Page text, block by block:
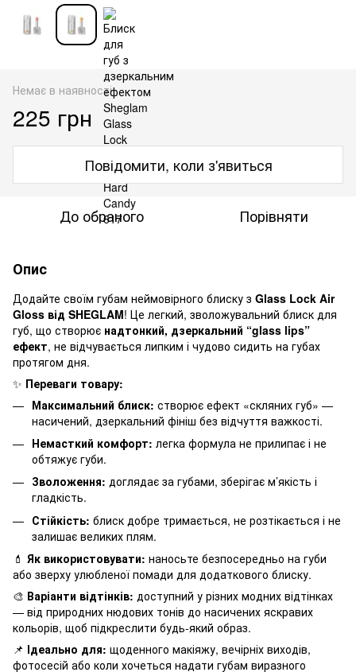
Немає в наявності
225 грн
Повідомити, коли з'явиться
До обраного Порівняти
Опис
Додайте своїм губам неймовірного блиску з Glass Lock Air
Gloss від SHEGLAM! Це легкий, зволожувальний блиск для
губ, що створює надтонкий, дзеркальний “glass lips”
ефект, не відчувається липким і чудово сидить на губах
протягом дня.
✨ Переваги товару:
Максимальний блиск: створює ефект «скляних губ» —
насичений, дзеркальний фініш без відчуття важкості.
Немасткий комфорт: легка формула не прилипає і не
обтяжує губи.
Зволоження: доглядає за губами, зберігає м’якість і
гладкість.
Стійкість: блиск добре тримається, не розтікається і не
залишає великих плям.
💄 Як використовувати: наносьте безпосередньо на губи
або зверху улюбленої помади для додаткового блиску.
🎨 Варіанти відтінків: доступний у різних модних відтінках
— від природних нюдових тонів до насичених яскравих
кольорів, щоб підкреслити будь-який образ.
📌 Ідеально для: щоденного макіяжу, вечірніх виходів,
фотосесій або коли хочеться надати губам виразного